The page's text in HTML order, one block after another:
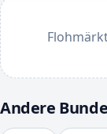
Andere